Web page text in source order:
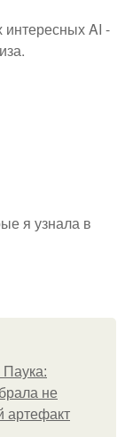
интересных AI -
я узнала в
не
артефакт